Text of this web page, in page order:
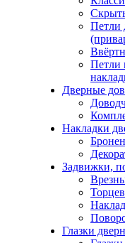
Петли
Петли
Дверные
Накладки
Задвижки,
Глазки